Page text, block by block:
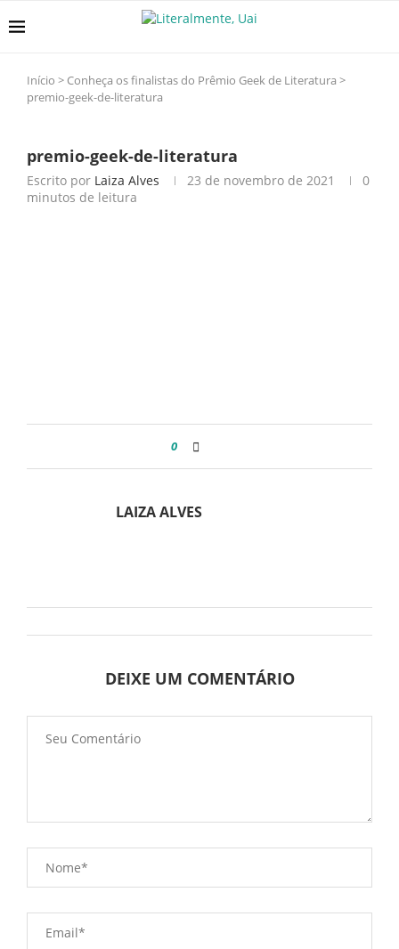
Início > Conheça os finalistas do Prêmio Geek de Literatura >
premio-geek-de-literatura
premio-geek-de-literatura
Escrito por Laiza Alves 23 de novembro de 2021
0
minutos de leitura
0
LAIZA ALVES
DEIXE UM COMENTÁRIO